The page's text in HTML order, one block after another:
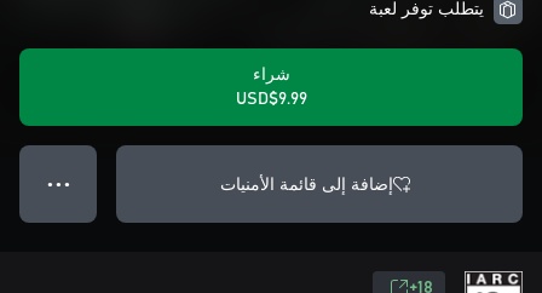
يتطلب توفر لعبة
شراء
USD$9.99
إضافة إلى قائمة الأمنيات ● ● ●
18+